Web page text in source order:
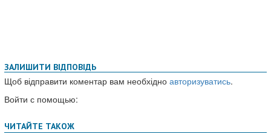
ЗАЛИШИТИ ВІДПОВІДЬ
Щоб відправити коментар вам необхідно авторизуватись.
Войти с помощью: